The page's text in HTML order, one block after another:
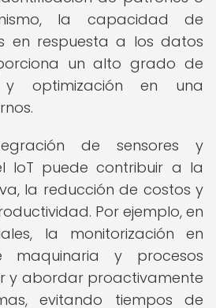
la capacidad de
en respuesta a los datos
un alto grado de
y optimización en una
de sensores y
IoT puede contribuir a la
la reducción de costos y
Por ejemplo, en
la monitorización en
y procesos
y abordar proactivamente
evitando tiempos de